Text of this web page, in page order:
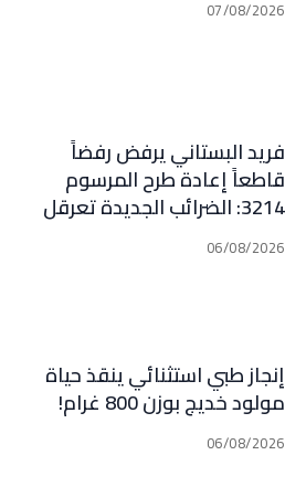
07/08/2026
فريد البستاني يرفض رفضاً
قاطعاً إعادة طرح المرسوم
3214: الضرائب الجديدة تعرقل
التعافي الاقتصادي وتناقض
مبدأ الشراكة
06/08/2026
إنجاز طبي استثنائي ينقذ حياة
مولود خديج بوزن 800 غرام!
06/08/2026